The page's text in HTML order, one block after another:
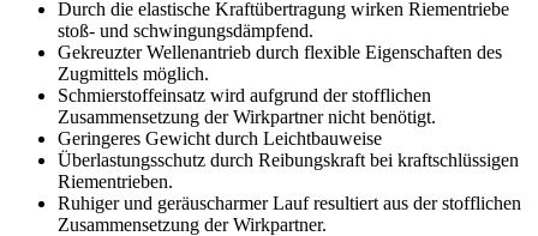
Durch die elastische Kraftübertragung wirken Riementriebe
stoß- und schwingungsdämpfend.
Gekreuzter Wellenantrieb durch flexible Eigenschaften des
Zugmittels möglich.
Schmierstoffeinsatz wird aufgrund der stofflichen
Zusammensetzung der Wirkpartner nicht benötigt.
Geringeres Gewicht durch Leichtbauweise
Überlastungsschutz durch Reibungskraft bei kraftschlüssigen
Riementrieben.
Ruhiger und geräuscharmer Lauf resultiert aus der stofflichen
Zusammensetzung der Wirkpartner.